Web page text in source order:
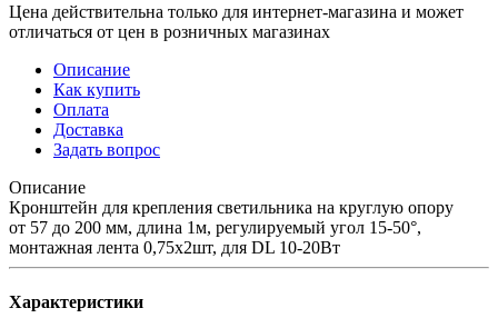
Цена действительна только для интернет-магазина и может
отличаться от цен в розничных магазинах
Описание
Как купить
Оплата
Доставка
Задать вопрос
Описание
Кронштейн для крепления светильника на круглую опору
от 57 до 200 мм, длина 1м, регулируемый угол 15-50°,
монтажная лента 0,75х2шт, для DL 10-20Вт
Характеристики